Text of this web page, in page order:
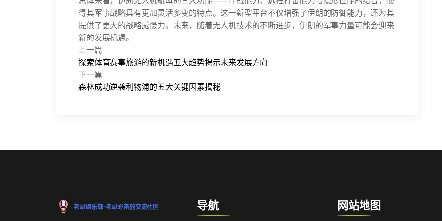
得其军事战略具有更加灵活多变的特点。这一新型平台不仅增强了伊朗的防御能力，还为其
提供了更大的战略威慑力。未来，随着无人机技术的不断进步，伊朗的军事力量可能会迎来
新的发展机遇。
上一篇
探索体育赛事旅游的新机遇五大趋势揭示未来发展方向
下一篇
森林成功逆袭利物浦的五大关键因素揭秘
导航 网站地图